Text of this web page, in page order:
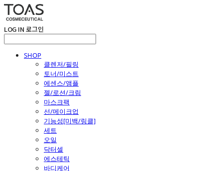
LOG IN 로그인
SHOP
클렌저/필링
토너/미스트
에센스/앰플
젤/로션/크림
마스크팩
선/메이크업
기능성[미백/링클]
세트
오일
닥터셀
에스테틱
바디케어